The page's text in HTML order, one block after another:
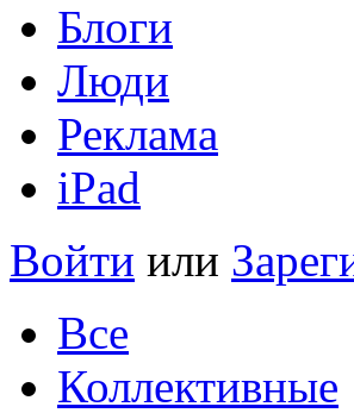
Блоги
Люди
Реклама
iPad
Войти или
Все
Коллективные